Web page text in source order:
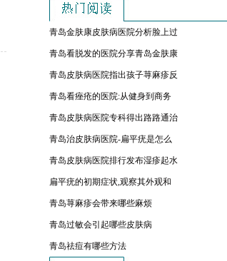
青岛金肤康皮肤病医院分析脸上过
青岛看脱发的医院分享青岛金肤康
青岛皮肤病医院指出孩子荨麻疹反
青岛看痤疮的医院:从健身到商务
青岛皮肤病医院专科得出路路通治
青岛治皮肤病医院-扁平疣是怎么
青岛皮肤病医院排行发布湿疹起水
扁平疣的初期症状,观察其外观和
青岛荨麻疹会带来哪些麻烦
青岛过敏会引起哪些皮肤病
青岛祛痘有哪些方法